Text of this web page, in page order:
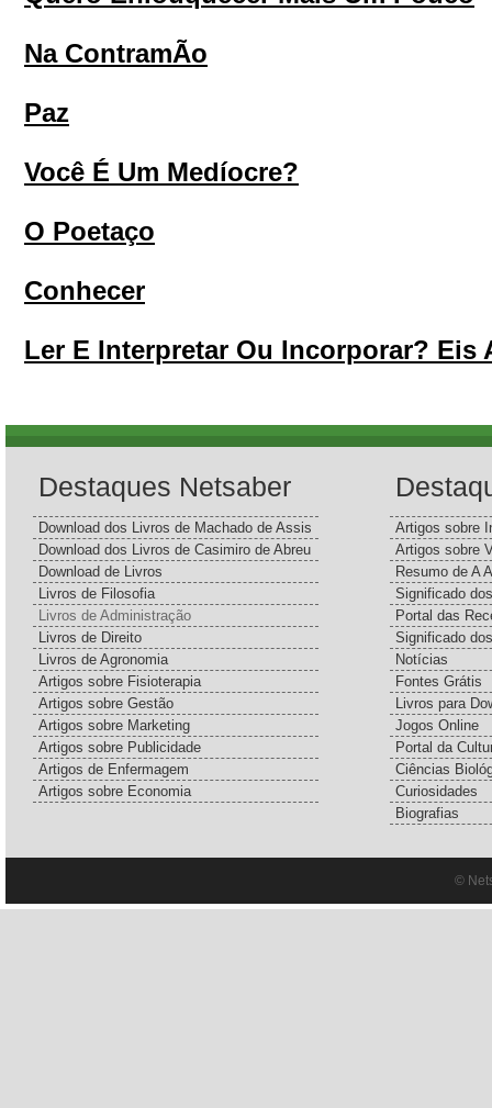
Na ContramÃo
Paz
Você É Um Medíocre?
O Poetaço
Conhecer
Ler E Interpretar Ou Incorporar? Eis
Destaques Netsaber
Download dos Livros de Machado de Assis
Download dos Livros de Casimiro de Abreu
Download de Livros
Livros de Filosofia
Livros de Administração
Livros de Direito
Livros de Agronomia
Artigos sobre Fisioterapia
Artigos sobre Gestão
Artigos sobre Marketing
Artigos sobre Publicidade
Artigos de Enfermagem
Artigos sobre Economia
Artigos sobre
Artigos sobre
Resumo de A
Significado
Portal das
Significado
Notícias
Fontes Grátis
Livros para
Jogos Online
Portal da
Ciências
Curiosidades
Biografias
©